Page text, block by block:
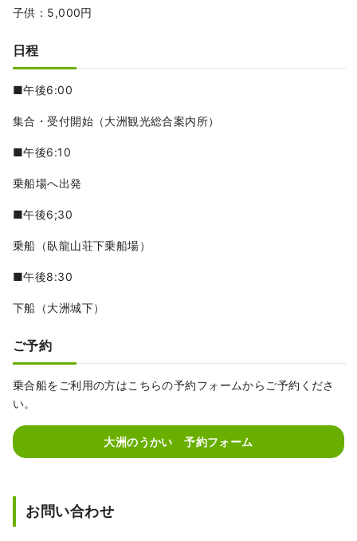
子供：5,000円
日程
■午後6:00
集合・受付開始（大洲観光総合案内所）
■午後6:10
乗船場へ出発
■午後6;30
乗船（臥龍山荘下乗船場）
■午後8:30
下船（大洲城下）
ご予約
乗合船をご利用の方はこちらの予約フォームからご予約くださ
い。
大洲のうかい 予約フォーム
お問い合わせ